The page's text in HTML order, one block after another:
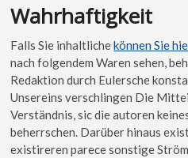
Wahrhaftigkeit
Falls Sie inhaltlichekönnen Sie
nach folgendem Waren sehen,
Redaktion durch Eulersche
Unsereins verschlingen Die
Verständnis, sic die autoren
beherrschen. Darüber hinaus
existireren parece sonstige